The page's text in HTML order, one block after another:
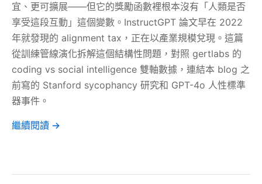
宜、更可擴展——但它的獎勵函數裡根本沒有「人類是否
享受這段互動」這個變數。InstructGPT 論文早在 2022
年就發現的 alignment tax，正在以產業規模兌現。這篇
從訓練管線演化拆解這個結構性問題，對照 gertlabs 的
coding vs social intelligence 雙軸數據，連結本 blog 之
前寫的 Stanford sycophancy 研究和 GPT-4o 人性標準
器事件。
繼續閱讀 →